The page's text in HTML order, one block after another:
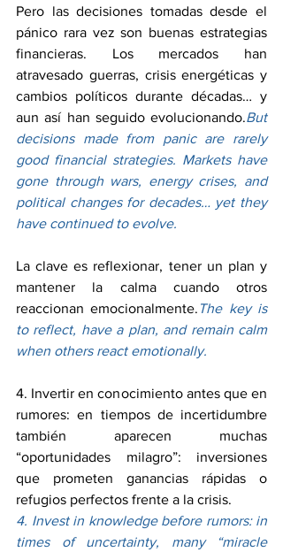
Pero las decisiones tomadas desde el
pánico rara vez son buenas estrategias
financieras. Los mercados han
atravesado guerras, crisis energéticas y
cambios políticos durante décadas… y
aun así han seguido evolucionando.But
decisions made from panic are rarely
good financial strategies. Markets have
gone through wars, energy crises, and
political changes for decades… yet they
have continued to evolve.
La clave es reflexionar, tener un plan y
mantener la calma cuando otros
reaccionan emocionalmente. The key is
to reflect, have a plan, and remain calm
when others react emotionally.
4. Invertir en conocimiento antes que en
rumores: en tiempos de incertidumbre
también aparecen muchas
“oportunidades milagro”: inversiones
que prometen ganancias rápidas o
refugios perfectos frente a la crisis.
4. Invest in knowledge before rumors: in
times of uncertainty, many “miracle